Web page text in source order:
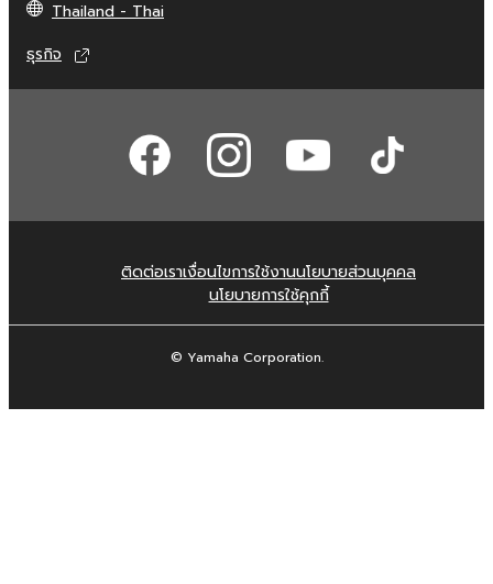
Thailand - Thai
ธุรกิจ
ติดต่อเราเงื่อนไขการใช้งานนโยบายส่วนบุคคล
นโยบายการใช้คุกกี้
© Yamaha Corporation.